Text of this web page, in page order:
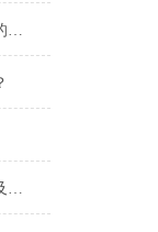
试验机传感器四大特性分别指的是什么？
谈谈构成试验机传感器的部分及功能